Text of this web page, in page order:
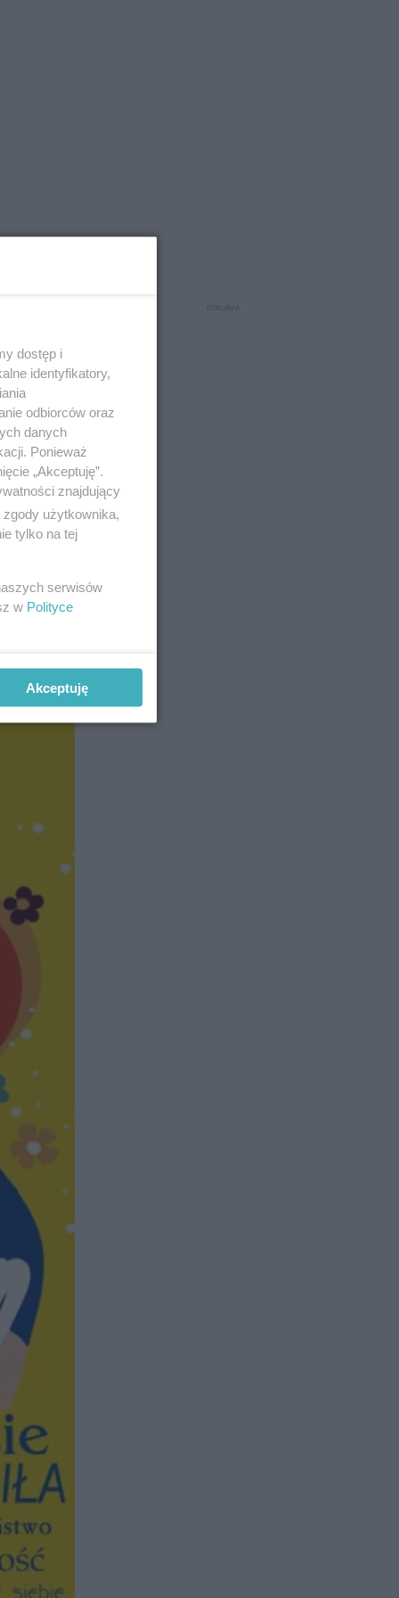
dostęp i
identyfikatory,
odbiorców oraz
danych
Ponieważ
„Akceptuję”.
znajdujący
użytkownika,
tylko na tej
serwisów
w Polityce
Akceptuję